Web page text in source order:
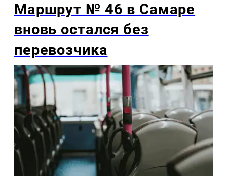
Маршрут № 46 в Самаре
вновь остался без
перевозчика